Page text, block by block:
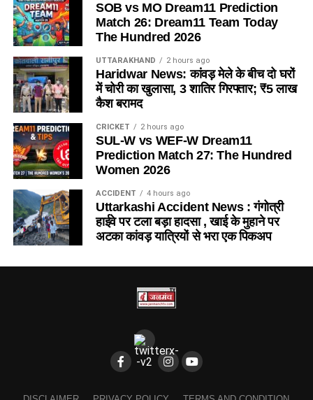
SOB vs MO Dream11 Prediction
Match 26: Dream11 Team Today
The Hundred 2026
UTTARAKHAND 2 hours ago
Haridwar News: कांवड़ मेले के बीच दो घरों
में चोरी का खुलासा, 3 शातिर गिरफ्तार; ₹5 लाख
कैश बरामद
CRICKET 2 hours ago
SUL-W vs WEF-W Dream11
Prediction Match 27: The Hundred
Women 2026
ACCIDENT 4 hours ago
Uttarkashi Accident News : गंगोत्री
हाईवे पर टला बड़ा हादसा , खाई के मुहाने पर
अटका कांवड़ यात्रियों से भरा एक पिकअप